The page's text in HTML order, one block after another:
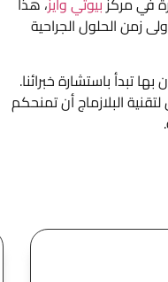
زمن الحلول الجراحية
تبدأ باستشارة خبرائنا.
البلازماج أن تمنحكم